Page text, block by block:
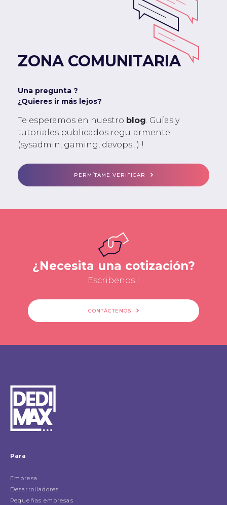
ZONA COMUNITARIA
Una pregunta ?
¿Quieres ir más lejos?
Te esperamos en nuestro blog . Guías y
tutoriales publicados regularmente
(sysadmin, gaming, devops...) !
PERMÍTAME VERIFICAR
¿Necesita una cotización?
Escribenos !
CONTÁCTENOS
Para
Empresa
Desarrolladores
Pequeñas empresas